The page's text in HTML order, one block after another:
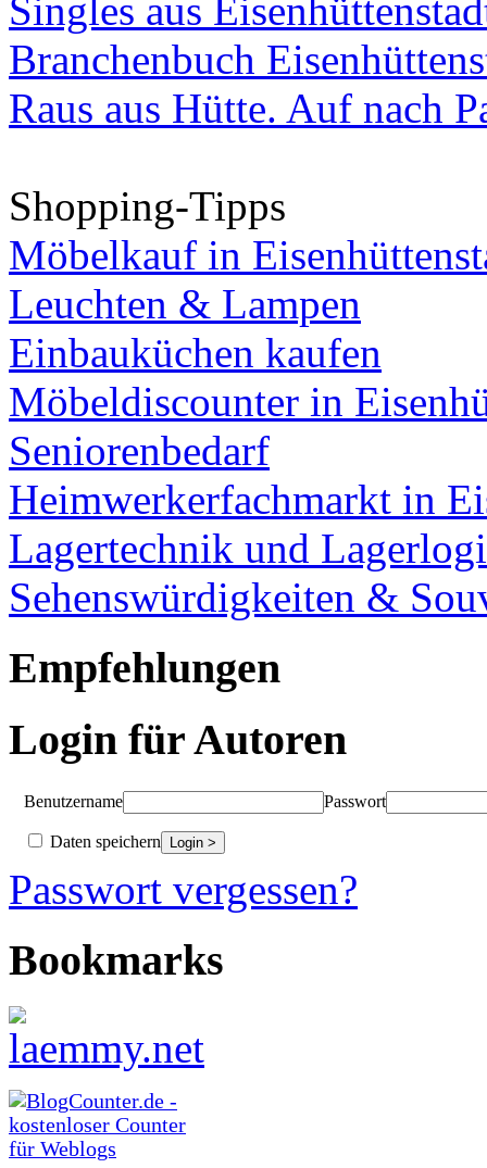
Singles aus
Branchenbuch
Raus aus Hütte. Auf nach
Shopping-Tipps
Möbelkauf in
Leuchten & Lampen
Einbauküchen kaufen
Möbeldiscounter in
Seniorenbedarf
Heimwerkerfachmarkt in
Lagertechnik und
Sehenswürdigkeiten &
Empfehlungen
Login für Autoren
Benutzername Passwort
Daten speichern
Passwort vergessen?
Bookmarks